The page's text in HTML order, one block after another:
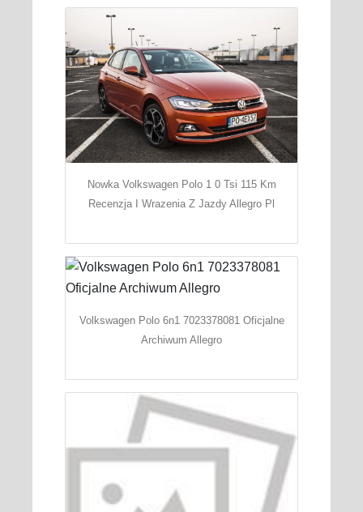
Nowka Volkswagen Polo 1 0 Tsi 115 Km
Recenzja I Wrazenia Z Jazdy Allegro Pl
Volkswagen Polo 6n1 7023378081 Oficjalne
Archiwum Allegro